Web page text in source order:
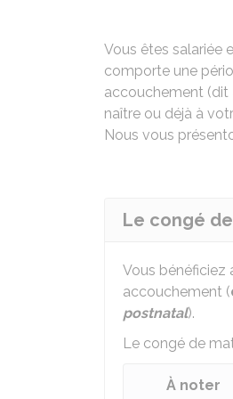
Vous êtes salariée
comporte une
accouchement (dit
naître ou déjà à
Nous vous
Le congé
Vous bénéficiez
accouchement (
postnatal).
Le congé de
À noter